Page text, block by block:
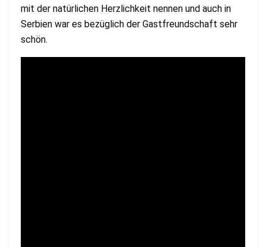
mit der natürlichen Herzlichkeit nennen und auch in
Serbien war es bezüglich der Gastfreundschaft sehr
schön.